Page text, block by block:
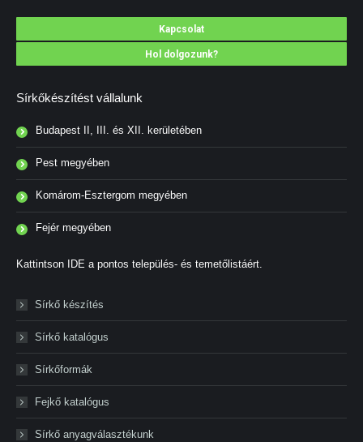
Kapcsolat
Hol dolgozunk?
Sírkőkészítést vállalunk
Budapest II, III. és XII. kerületében
Pest megyében
Komárom-Esztergom megyében
Fejér megyében
Kattintson IDE a pontos település- és temetőlistáért.
Sírkő készítés
Sírkő katalógus
Sírkőformák
Fejkő katalógus
Sírkő anyagválasztékunk